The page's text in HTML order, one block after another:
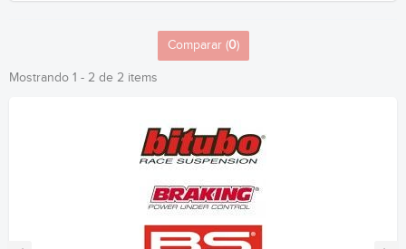
Comparar (0)
Mostrando 1 - 2 de 2 items